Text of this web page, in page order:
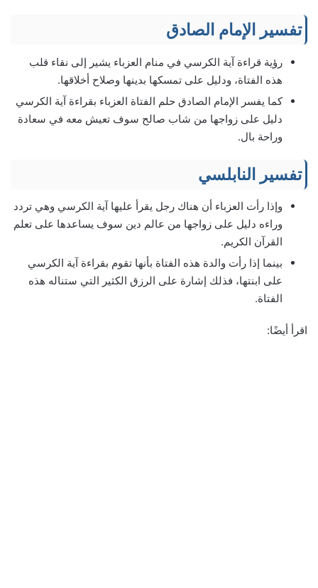
تفسير الإمام الصادق
رؤية قراءة آية الكرسي في منام العزباء يشير إلى نقاء قلب
هذه الفتاة، ودليل على تمسكها بدينها وصلاح أخلاقها.
كما يفسر الإمام الصادق حلم الفتاة العزباء بقراءة آية الكرسي
دليل على زواجها من شاب صالح سوف تعيش معه في سعادة
وراحة بال.
تفسير النابلسي
وإذا رأت العزباء أن هناك رجل يقرأ عليها آية الكرسي وهي تردد
وراءه دليل على زواجها من عالم دين سوف يساعدها على تعلم
القرآن الكريم.
بينما إذا رأت والدة هذه الفتاة بأنها تقوم بقراءة آية الكرسي
على ابنتها، فذلك إشارة على الرزق الكثير التي ستناله هذه
الفتاة.
اقرأ أيضًا: